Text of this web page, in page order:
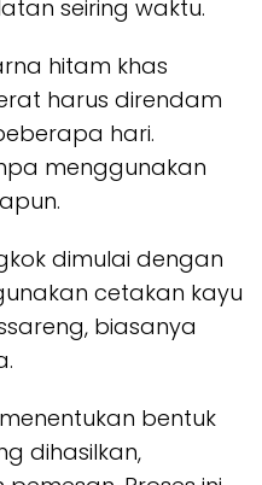
seiring waktu.
hitam khas
harus direndam
hari.
menggunakan
dimulai dengan
cetakan kayu
biasanya
bentuk
dihasilkan,